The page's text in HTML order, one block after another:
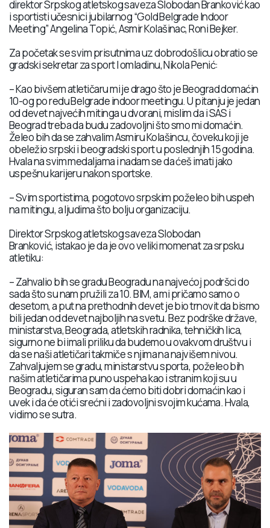
direktor Srpskog atletskog saveza Slobodan Branković kao
i sportisti učesnici jubilarnog “Gold Belgrade Indoor
Meeting” Angelina Topić, Asmir Kolašinac, Roni Bejker.
Za početak se svim prisutnima uz dobrodošlicu obratio se
gradski sekretar za sport I omladinu, Nikola Penić:
– Kao bivšem atletičaru mi je drago što je Beograd domaćin
10-og po redu Belgrade indoor meetingu. U pitanju je jedan
od devet najvećih mitinga u dvorani, mislim da i SAS i
Beograd treba da budu zadovoljni što smo mi domaćin.
Želeo bih da se zahvalim Asmiru Kolašincu, čoveku koji je
obeležio srpski i beogradski sport u poslednjih 15 godina.
Hvala na svim medaljama i nadam se da ćeš imati jako
uspešnu karijeru nakon sportske.
– Svim sportistima, pogotovo srpskim poželeo bih uspeh
na mitingu, a ljudima što bolju organizaciju.
Direktor Srpskog atletskog saveza Slobodan
Branković, istakao je da je ovo veliki momenat za srpsku
atletiku:
– Zahvalio bih se gradu Beogradu na najvećoj podršci do
sada što su nam pružili za 10. BIM, a mi pričamo samo o
desetom, a put na prethodnih devet je bio trnovit da bismo
bili jedan od devet najboljih na svetu. Bez podrške države,
ministarstva, Beograda, atletskih radnika, tehničkih lica,
sigurno ne bi imali priliku da budemo u ovakvom društvu i
da se naši atletičari takmiče s njima na najvišem nivou.
Zahvaljujem se gradu, ministarstvu sporta, poželeo bih
našim atletičarima puno uspeha kao i stranim koji su u
Beogradu, siguran sam da ćemo biti dobri domaćin kao i
uvek i da će otići srećni i zadovoljni svojim kućama. Hvala,
vidimo se sutra.